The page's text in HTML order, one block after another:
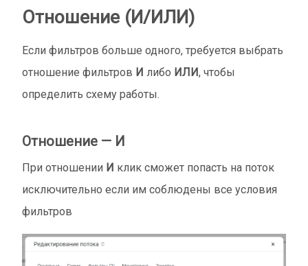
Отношение (И/ИЛИ)
Если фильтров больше одного, требуется выбрать
отношение фильтров И либо ИЛИ, чтобы
определить схему работы.
Отношение — И
При отношении И клик сможет попасть на поток
исключительно если им соблюдены все условия
фильтров